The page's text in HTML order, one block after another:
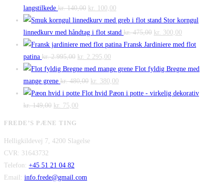
langstilkede kr.140,00 Den
oprindelige
pris
var:
kr. 140,00.
kr. 100,00
aktuelle
pris
er:
Stor korngul
linnedkurv med håndtag i flot stand kr.475,00 Den
oprindelige
var:
kr. 300,00
aktuelle
er:
Fransk Jardiniere med flot
patina kr.2.995,00 Den
oprindelige
pris
var:
kr. 2.995,00.
kr. 2.295,00
aktuelle
pris
er:
Flot fyldig Bregne med
mange grene kr.480,00 Den
oprindelige
kr. 380,00
aktuelle
Flot hvid Pæon i potte - virkelig dekorativ
kr.149,00 Den
var:
kr. 75,00
er:
FREDE’S PÆNE TING
Helligkildevej 7, 4200 Slagelse
CVR: 31643732
Telefon: +45 51 21 04 82
Email: info.frede@gmail.com